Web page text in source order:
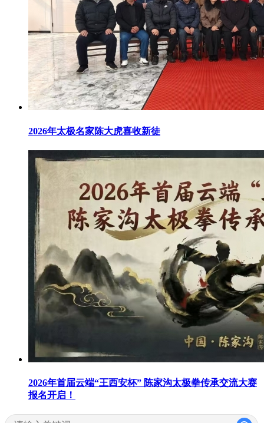
2026年太极名家陈大虎喜收新徒
2026年首届云端“王西安杯” 陈家沟太极拳传承交流大赛
报名开启！